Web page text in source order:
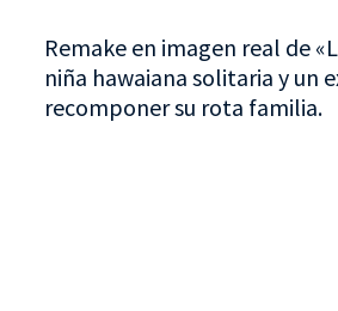
Remake en imagen real de
niña hawaiana solitaria y un
recomponer su rota familia.